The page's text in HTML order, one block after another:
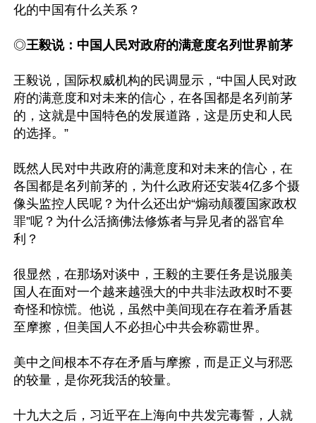
化的中国有什么关系？
◎王毅说：中国人民对政府的满意度名列世界前茅
王毅说，国际权威机构的民调显示，“中国人民对政
府的满意度和对未来的信心，在各国都是名列前茅
的，这就是中国特色的发展道路，这是历史和人民
的选择。”
既然人民对中共政府的满意度和对未来的信心，在
各国都是名列前茅的，为什么政府还安装4亿多个摄
像头监控人民呢？为什么还出炉“煽动颠覆国家政权
罪”呢？为什么活摘佛法修炼者与异见者的器官牟
利？
很显然，在那场对谈中，王毅的主要任务是说服美
国人在面对一个越来越强大的中共非法政权时不要
奇怪和惊慌。他说，虽然中美间现在存在着矛盾甚
至摩擦，但美国人不必担心中共会称霸世界。
美中之间根本不存在矛盾与摩擦，而是正义与邪恶
的较量，是你死我活的较量。
十九大之后，习近平在上海向中共发完毒誓，人就